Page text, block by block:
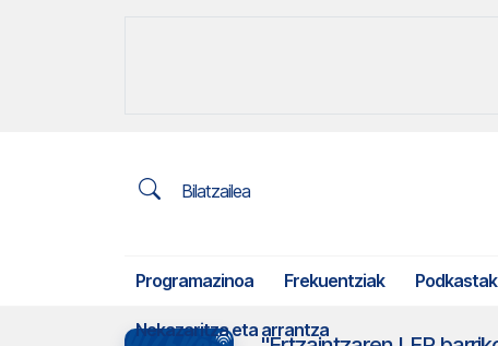
Bilatzailea
Programazinoa Frekuentziak Podkastak
Nekazaritza eta arrantza